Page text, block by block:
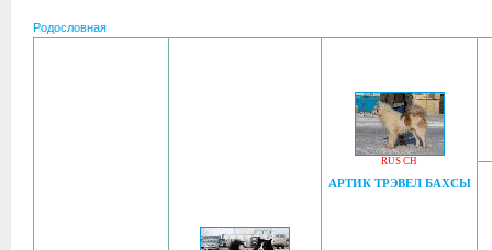
Родословная
RUS CH
АРТИК ТРЭВЕЛ БАХСЫ